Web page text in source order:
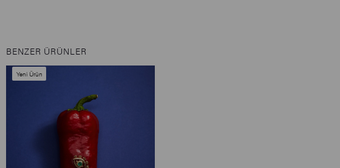
BENZER ÜRÜNLER
Yeni Ürün